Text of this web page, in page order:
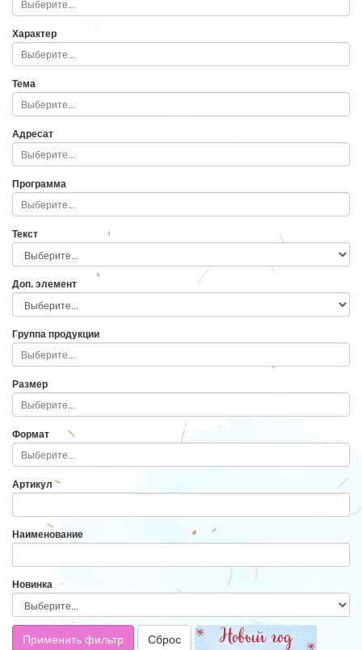
Характер
Тема
Адресат
Программа
Текст
Доп. элемент
Группа продукции
Размер
Формат
Артикул
Наименование
Новинка
Применить фильтр Сброс